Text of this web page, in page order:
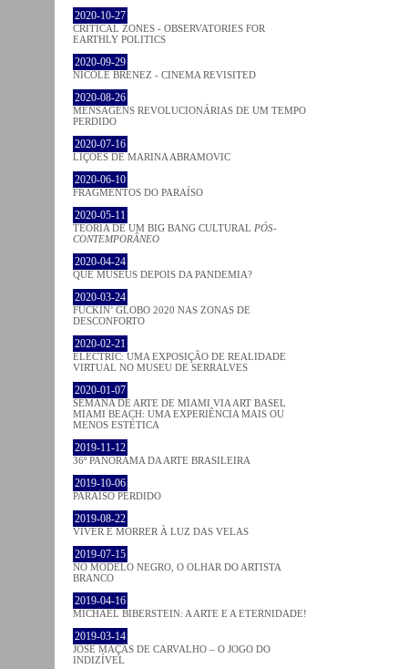
2020-10-27
CRITICAL ZONES - OBSERVATORIES FOR
EARTHLY POLITICS
2020-09-29
NICOLE BRENEZ - CINEMA REVISITED
2020-08-26
MENSAGENS REVOLUCIONÁRIAS DE UM TEMPO
PERDIDO
2020-07-16
LIÇÕES DE MARINA ABRAMOVIC
2020-06-10
FRAGMENTOS DO PARAÍSO
2020-05-11
TEORIA DE UM BIG BANG CULTURAL PÓS-
CONTEMPORÂNEO
2020-04-24
QUE MUSEUS DEPOIS DA PANDEMIA?
2020-03-24
FUCKIN’ GLOBO 2020 NAS ZONAS DE
DESCONFORTO
2020-02-21
ELECTRIC: UMA EXPOSIÇÃO DE REALIDADE
VIRTUAL NO MUSEU DE SERRALVES
2020-01-07
SEMANA DE ARTE DE MIAMI VIA ART BASEL
MIAMI BEACH: UMA EXPERIÊNCIA MAIS OU
MENOS ESTÉTICA
2019-11-12
36º PANORAMA DA ARTE BRASILEIRA
2019-10-06
PARAÍSO PERDIDO
2019-08-22
VIVER E MORRER À LUZ DAS VELAS
2019-07-15
NO MODELO NEGRO, O OLHAR DO ARTISTA
BRANCO
2019-04-16
MICHAEL BIBERSTEIN: A ARTE E A ETERNIDADE!
2019-03-14
JOSÉ MAÇÃS DE CARVALHO – O JOGO DO
INDIZÍVEL